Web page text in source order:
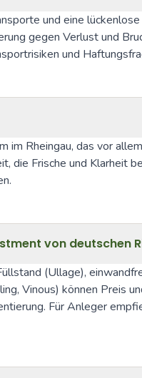
und eine
gegen Verlust und
und
Rheingau, das vor
Frische und Klarheit
von deutschen
(Ullage),
Vinous) können Preis
Für Anleger